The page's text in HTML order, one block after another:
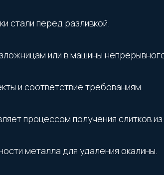
стали перед разливкой.
или в машины
и соответствие требованиям.
процессом получения слитков
металла для удаления окалины.